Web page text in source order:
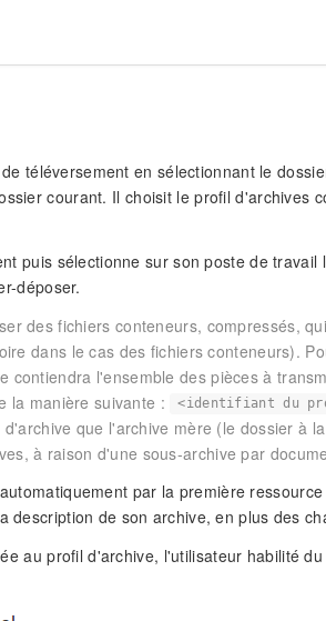
téléversement en sélectionnant le
courant. Il choisit le profil d'archives
puis sélectionne sur son poste de
déposer.
des fichiers conteneurs, compressés,
dans le cas des fichiers conteneurs).
contiendra l'ensemble des pièces à
la manière suivante :
<identifiant du
que l'archive mère (le dossier à
à raison d'une sous-archive par
par la première
description de son archive, en plus des
au profil d'archive, l'utilisateur habilité